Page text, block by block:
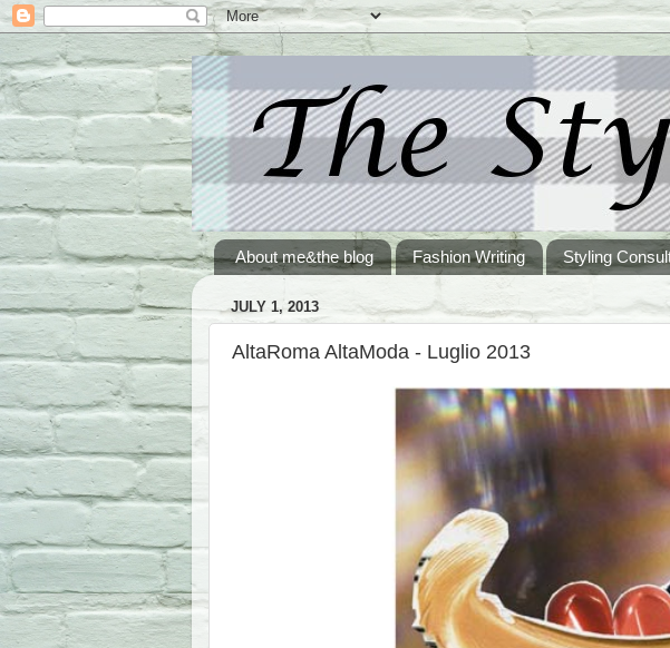
About me&the blog Fashion Writing Styling
JULY 1, 2013
AltaRoma AltaModa - Luglio 2013